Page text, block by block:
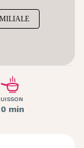
min